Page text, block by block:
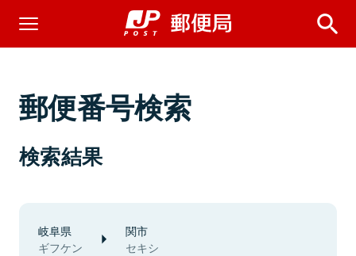
郵便番号検索
検索結果
岐阜県
ギフケン
関市
セキシ